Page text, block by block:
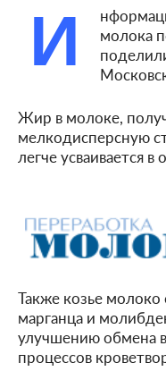
И
молока
Жир в молоке,
мелкодисперсную
легче усваивается в
Также козье
марганца и
улучшению обмена
процессов